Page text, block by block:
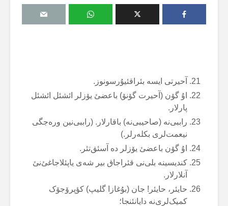
آحیرتی ایسە بئراقئیۇرسونوز.
اۇ گۆن (آحیرت گۆنۆ) باعضئ یۆزلر ائشئل ائشئل
پارلار.
راببی‌نە (صاحیبی‌نە) باقارلار. (راببی‌نین ورەجگی
نیعمت‌لری بکلەرلر.)
اۇ گۆن باعضئ یۆزلر دە آسئق‌تئر.
کندیسینە بلی‌نی قئراجاق بیر شەی یاپئلاجاغئ‌نئ
آنلارلار.
حایئر، حایئر! جان (بۇغازا گلیپ) کؤپرۆجۆک
کمیک‌لری‌نە دایانئنجا؛